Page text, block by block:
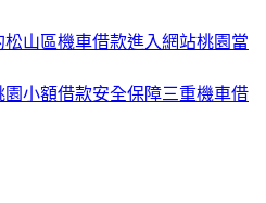
山區機車借款進入網站桃園當
小額借款安全保障三重機車借